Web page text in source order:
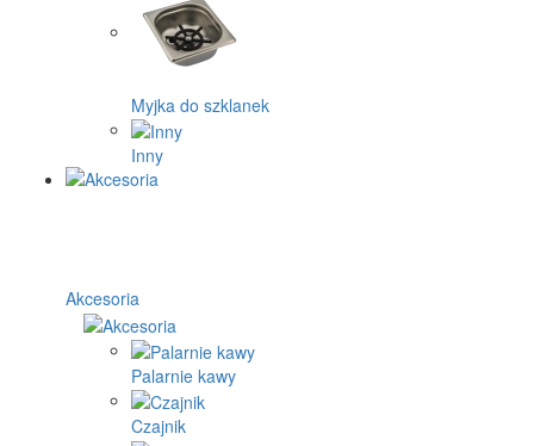
Myjka do szklanek
Inny
Akcesoria
Palarnie kawy
Czajnik